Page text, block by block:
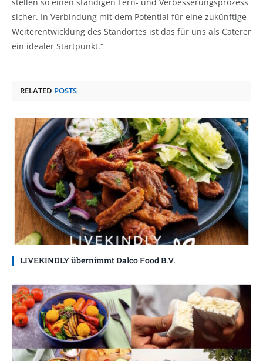
sicher. In Verbindung mit dem Potential für eine zukünftige
Weiterentwicklung des Standortes ist das für uns als Caterer
ein idealer Startpunkt.“
RELATED POSTS
LIVEKINDLY übernimmt Dalco Food B.V.